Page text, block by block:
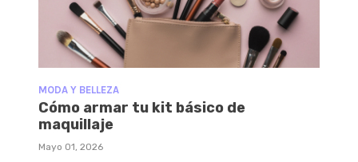
MODA Y BELLEZA
Cómo armar tu kit básico de
maquillaje
Mayo 01, 2026